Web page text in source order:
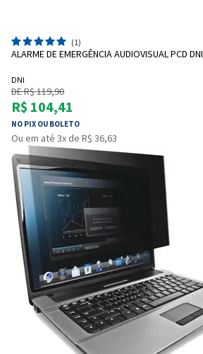
(1)
ALARME DE EMERGÊNCIA AUDIOVISUAL PCD DNI
DNI
DE R$ 119,90
R$ 104,41
NO PIX OU BOLETO
Ou em até 3x de R$ 36,63